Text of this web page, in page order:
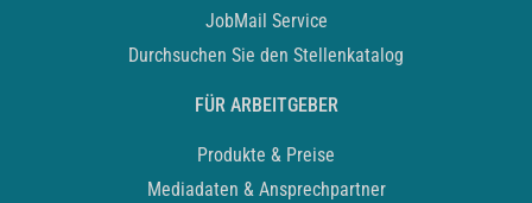
JobMail Service
Durchsuchen Sie den Stellenkatalog
FÜR ARBEITGEBER
Produkte & Preise
Mediadaten & Ansprechpartner